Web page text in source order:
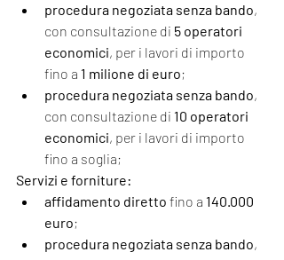
procedura negoziata senza bando,
con consultazione di 5 operatori
economici, per i lavori di importo
fino a 1 milione di euro;
procedura negoziata senza bando,
con consultazione di 10 operatori
economici, per i lavori di importo
fino a soglia;
Servizi e forniture:
affidamento diretto fino a 140.000
euro;
procedura negoziata senza bando,